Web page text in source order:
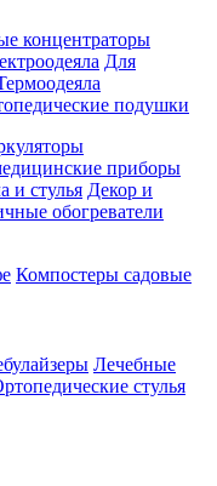
концентраторы
Для
подушки
приборы
и стулья Декор и
обогреватели
Компостеры садовые
Лечебные
стулья